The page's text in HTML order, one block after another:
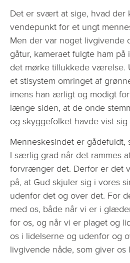
Det er svært at sige, hvad der
vendepunkt for et ungt
Men der var noget livgivende
gåtur, kameraet fulgte ham
det mørke tillukkede værelse.
et stisystem omringet af
imens han ærligt og modigt
længe siden, at de onde
og skyggefolket havde vist sig
Menneskesindet er gådefuldt,
I særlig grad når det rammes
forvrænger det. Derfor er det
på, at Gud skjuler sig i vores
udenfor det og over det. For
med os, både når vi er i
for os, og når vi er plaget og
os i lidelserne og udenfor og
livgivende nåde, som giver os